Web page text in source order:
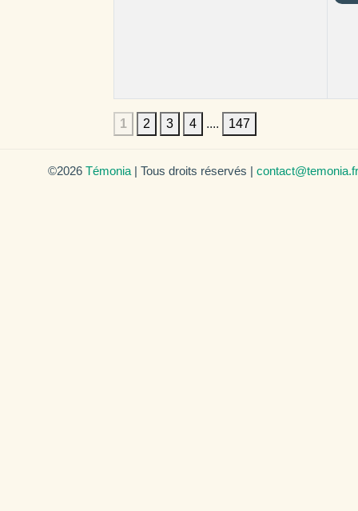
1 2 3 4 .... 147
©2026 Témonia | Tous droits réservés | contact@temonia.fr